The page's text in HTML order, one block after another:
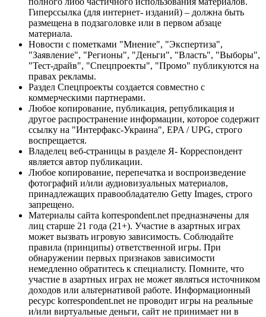
Гиперссылка (для интернет- изданий) – должна быть
размещена в подзаголовке или в первом абзаце
материала.
Новости с пометками "Мнение", "Экспертиза",
"Заявление", "Регионы", "Деньги", "Власть", "Выборы",
"Тест-драйв", "Спецпроекты", "Промо" публикуются на
правах рекламы.
Раздел Спецпроекты создается совместно с
коммерческими партнерами.
Любое копирование, публикация, републикация и
другое распространение информации, которое содержит
ссылку на "Интерфакс-Украина", EPA / UPG, строго
воспрещается.
Владелец веб-страницы в разделе Я- Корреспондент
является автор публикации.
Любое копирование, перепечатка и воспроизведение
фотографий и/или аудиовизуальных материалов,
принадлежащих правообладателю Getty Images, строго
запрещено.
Материалы сайта korrespondent.net предназначены для
лиц старше 21 года (21+). Участие в азартных играх
может вызвать игровую зависимость. Соблюдайте
правила (принципы) ответственной игры. При
обнаружении первых признаков зависимости
немедленно обратитесь к специалисту. Помните, что
участие в азартных играх не может являться источником
доходов или альтернативой работе. Информационный
ресурс korrespondent.net не проводит игры на реальные
и/или виртуальные деньги, сайт не принимает ни в